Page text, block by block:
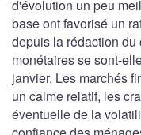
d'évolution un peu
base ont favorisé un
depuis la rédaction
monétaires se sont-
janvier. Les marchés
un calme relatif, les
éventuelle de la